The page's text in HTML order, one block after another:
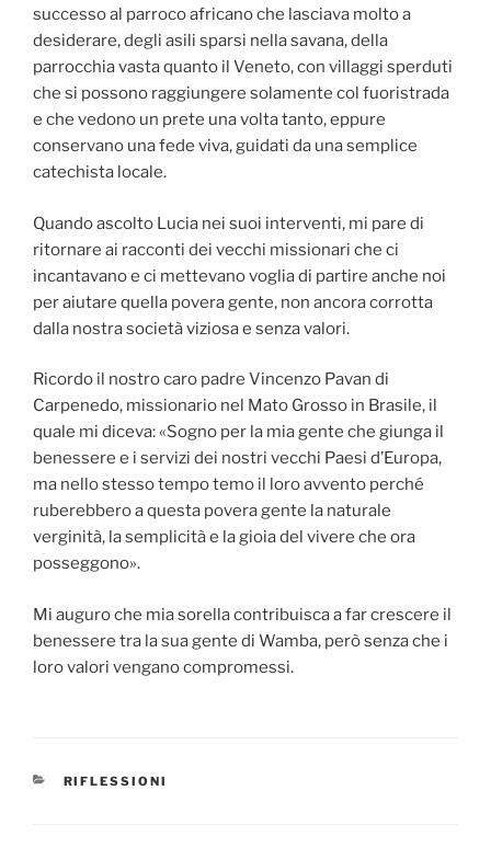
successo al parroco africano che lasciava molto a
desiderare, degli asili sparsi nella savana, della
parrocchia vasta quanto il Veneto, con villaggi sperduti
che si possono raggiungere solamente col fuoristrada
e che vedono un prete una volta tanto, eppure
conservano una fede viva, guidati da una semplice
catechista locale.
Quando ascolto Lucia nei suoi interventi, mi pare di
ritornare ai racconti dei vecchi missionari che ci
incantavano e ci mettevano voglia di partire anche noi
per aiutare quella povera gente, non ancora corrotta
dalla nostra società viziosa e senza valori.
Ricordo il nostro caro padre Vincenzo Pavan di
Carpenedo, missionario nel Mato Grosso in Brasile, il
quale mi diceva: «Sogno per la mia gente che giunga il
benessere e i servizi dei nostri vecchi Paesi d’Europa,
ma nello stesso tempo temo il loro avvento perché
ruberebbero a questa povera gente la naturale
verginità, la semplicità e la gioia del vivere che ora
posseggono».
Mi auguro che mia sorella contribuisca a far crescere il
benessere tra la sua gente di Wamba, però senza che i
loro valori vengano compromessi.
CATEGORIE
RIFLESSIONI